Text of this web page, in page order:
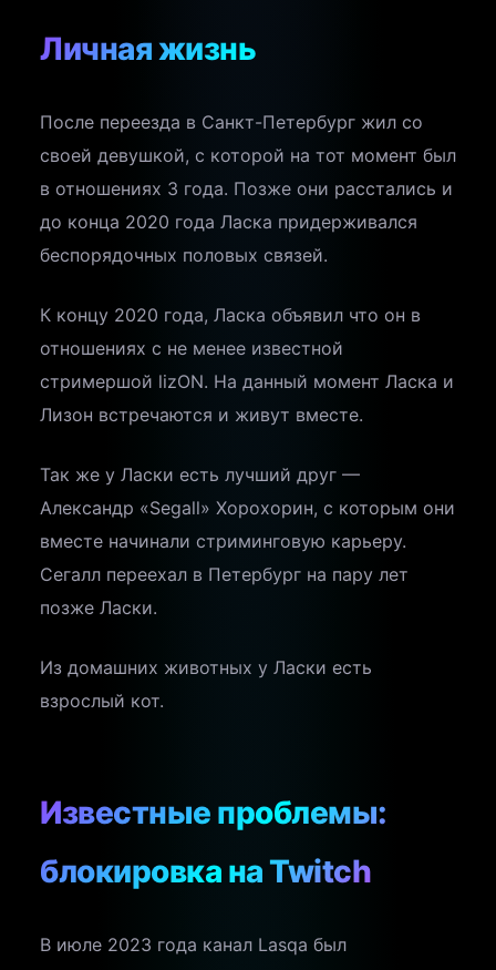
Личная жизнь
После переезда в Санкт-Петербург жил со
своей девушкой, с которой на тот момент был
в отношениях 3 года. Позже они расстались и
до конца 2020 года Ласка придерживался
беспорядочных половых связей.
К концу 2020 года, Ласка объявил что он в
отношениях с не менее известной
стримершой lizON. На данный момент Ласка и
Лизон встречаются и живут вместе.
Так же у Ласки есть лучший друг —
Александр «Segall» Хорохорин, с которым они
вместе начинали стриминговую карьеру.
Сегалл переехал в Петербург на пару лет
позже Ласки.
Из домашних животных у Ласки есть
взрослый кот.
Известные проблемы:
блокировка на Twitch
В июле 2023 года канал Lasqa был